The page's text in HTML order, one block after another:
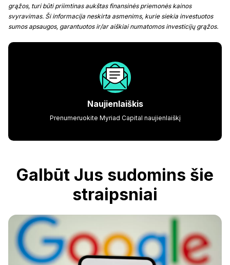
grąžos, turi būti priimtinas aukštas finansinės priemonės kainos
svyravimas. Ši informacija neskirta asmenims, kurie siekia investuotos
sumos apsaugos, garantuotos ir/ar aiškiai numatomos investicijų grąžos.
Naujienlaiškis
Prenumeruokite Myriad Capital naujienlaiškį
Galbūt Jus sudomins šie
straipsniai